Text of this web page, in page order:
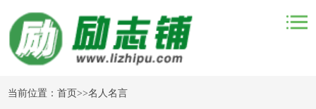
当前位置：首页>>名人名言